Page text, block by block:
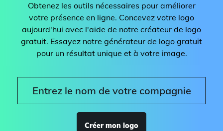
Obtenez les outils nécessaires pour améliorer
votre présence en ligne. Concevez votre logo
aujourd'hui avec l'aide de notre créateur de logo
gratuit. Essayez notre générateur de logo gratuit
pour un résultat unique et à votre image.
Créer mon logo